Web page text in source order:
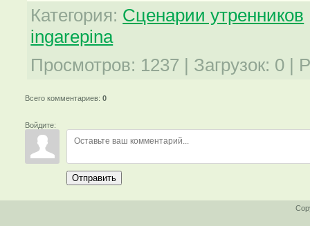
Категория: Сценарии утренников
ingarepina
Просмотров: 1237 | Загрузок: 0 |
Всего комментариев:0
Войдите:
Отправить